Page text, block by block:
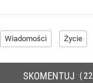
Wiadomości Życie
SKOMENTUJ 22